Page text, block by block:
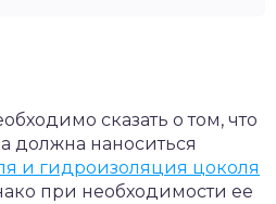
сказать о том, что
должна наноситься
и гидроизоляция цоколя
при необходимости ее